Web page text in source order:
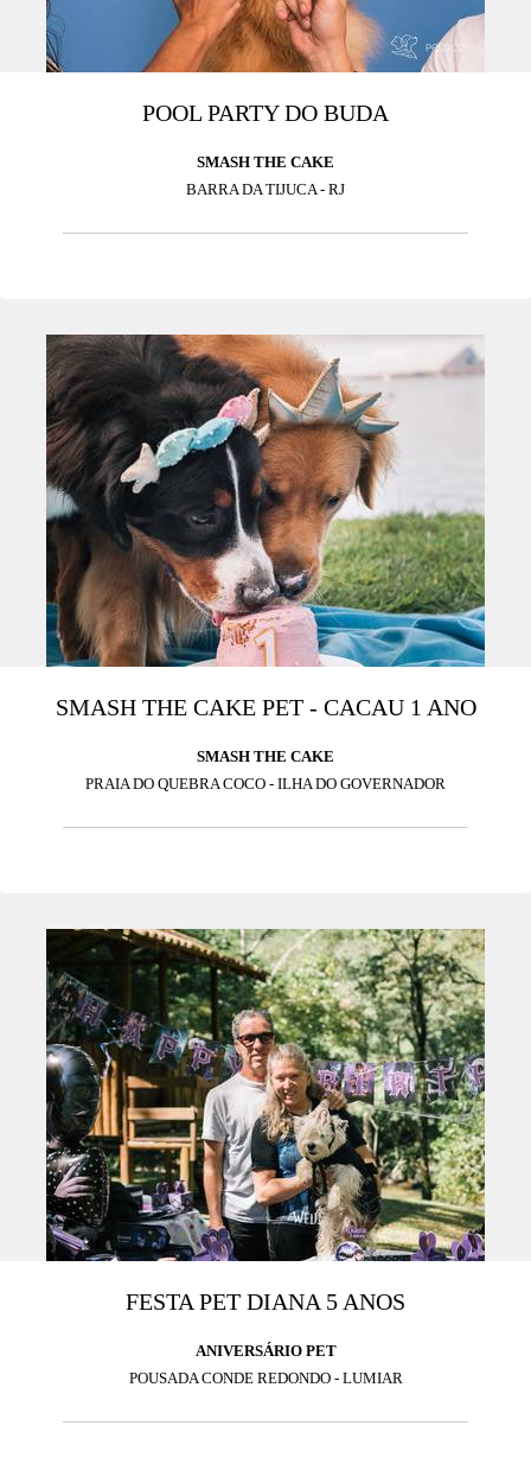
POOL PARTY DO BUDA
SMASH THE CAKE
BARRA DA TIJUCA - RJ
SMASH THE CAKE PET - CACAU 1 ANO
SMASH THE CAKE
PRAIA DO QUEBRA COCO - ILHA DO GOVERNADOR
FESTA PET DIANA 5 ANOS
ANIVERSÁRIO PET
POUSADA CONDE REDONDO - LUMIAR